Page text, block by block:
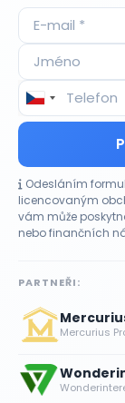
Odesláním
licencovaným
vám může
nebo finančních
PARTNEŘI:
Mercurius
CO HÝBE TRHEM
Akcie
hodnotí další
Akcie výrobce
čtvrtek v